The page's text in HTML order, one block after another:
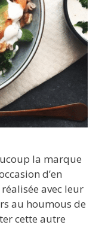
la marque
d’en
avec leur
au houmous de
cette autre